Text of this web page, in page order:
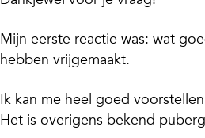
Mijn eerste reactie was: wat
hebben vrijgemaakt.
Ik kan me heel goed
Het is overigens bekend